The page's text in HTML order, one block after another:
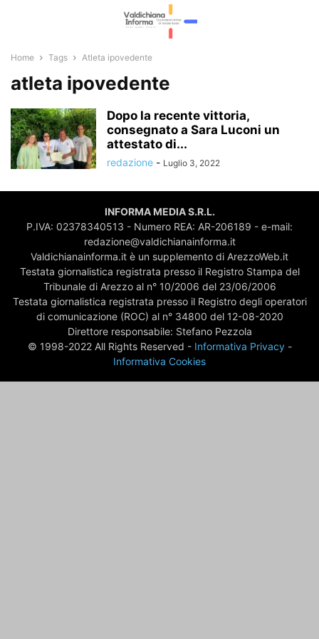
Home Tags Atleta ipovedente
atleta ipovedente
Dopo la recente vittoria,
consegnato a Sara Luconi un
attestato di...
redazione - Luglio 3, 2022
INFORMA MEDIA S.R.L.
P.IVA: 02378340513 - Numero REA: AR-206189 - e-mail:
redazione@valdichianainforma.it
Valdichianainforma.it è un supplemento di ArezzoWeb.it
Testata giornalistica registrata presso il Registro Stampa del
Tribunale di Arezzo al n° 10/2006 del 23/06/2006
Testata giornalistica registrata presso il Registro degli operatori
di comunicazione (ROC) al n° 34800 del 12-08-2020
Direttore responsabile: Stefano Pezzola
© 1998-2022 All Rights Reserved - Informativa Privacy-
Informativa Cookies